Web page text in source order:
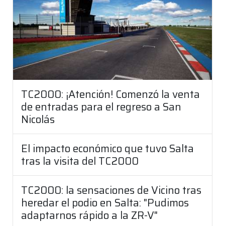
TC2000: ¡Atención! Comenzó la venta
de entradas para el regreso a San
Nicolás
El impacto económico que tuvo Salta
tras la visita del TC2000
TC2000: la sensaciones de Vicino tras
heredar el podio en Salta: "Pudimos
adaptarnos rápido a la ZR-V"